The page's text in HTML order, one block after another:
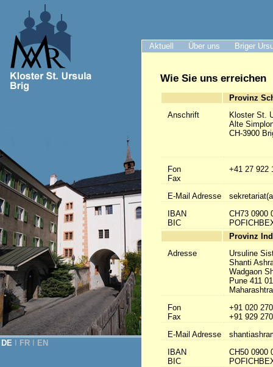
Aktuell Über uns Briger
DE FR EN
Wie Sie uns erreichen
Provinz
Anschrift
Kloster St.
Alte
CH-3900
Fon
Fax
+41 27 922
E-Mail Adresse
IBAN
BIC
CH73 0900
Provinz
Adresse
Ursuline
Shanti
Wadgaon
Pune 411
Fon
Fax
+91 020
+91 929
E-Mail Adresse
IBAN
BIC
CH50 0900